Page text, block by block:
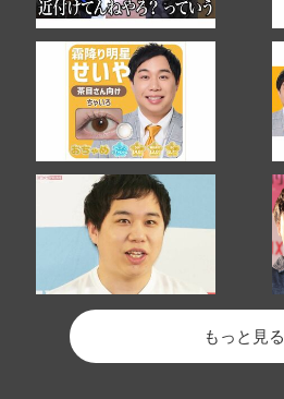
もっと見る